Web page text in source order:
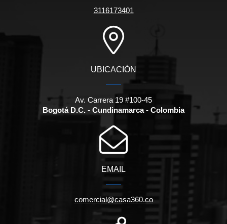
3116173401
UBICACIÓN
Av. Carrera 19 #100-45
Bogotá D.C. - Cundinamarca - Colombia
EMAIL
comercial@casa360.co